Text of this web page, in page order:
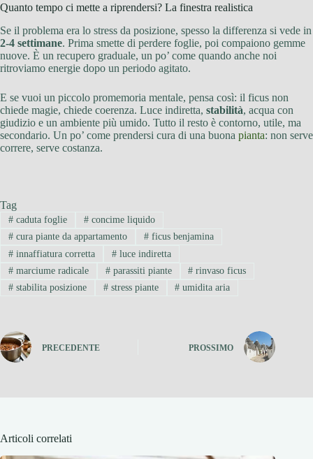
Quanto tempo ci mette a riprendersi? La finestra realistica
Se il problema era lo stress da posizione, spesso la differenza si vede in
2-4 settimane. Prima smette di perdere foglie, poi compaiono gemme
nuove. È un recupero graduale, un po’ come quando anche noi
ritroviamo energie dopo un periodo agitato.
E se vuoi un piccolo promemoria mentale, pensa così: il ficus non
chiede magie, chiede coerenza. Luce indiretta, stabilità, acqua con
giudizio e un ambiente più umido. Tutto il resto è contorno, utile, ma
secondario. Un po’ come prendersi cura di una buona pianta: non serve
correre, serve costanza.
Tag
#caduta foglie #concime liquido
#cura piante da appartamento #ficus benjamina
#innaffiatura corretta #luce indiretta
#marciume radicale #parassiti piante # rinvaso ficus
#stabilita posizione #stress piante # umidita aria
PRECEDENTE PROSSIMO
Articoli correlati